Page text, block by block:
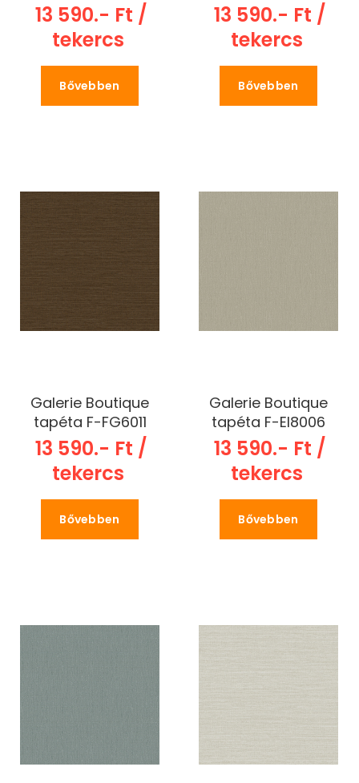
13 590.- Ft /
tekercs
Bővebben
13 590.- Ft /
tekercs
Bővebben
Galerie Boutique
tapéta F-FG6011
13 590.- Ft /
tekercs
Bővebben
Galerie Boutique
tapéta F-EI8006
13 590.- Ft /
tekercs
Bővebben